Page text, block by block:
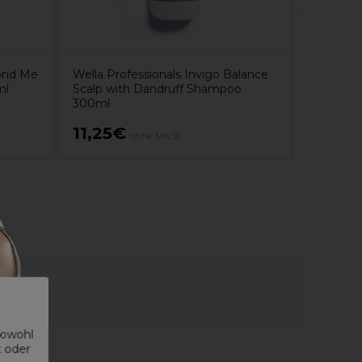
oder
Me
Wella Professionals Invigo Balance
Scalp with Dandruff Shampoo
300ml
11,25€